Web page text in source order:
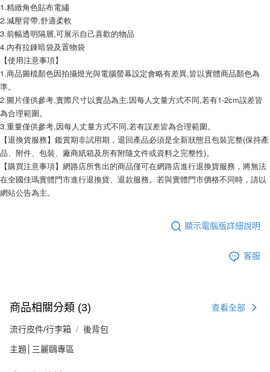
1.精緻角色貼布電繡
2.減壓背帶,舒適柔軟
3.前幅透明隔層,可展示自己喜歡的物品
4.內有拉錬暗袋及置物袋
【使用注意事項】
1.商品圖檔顏色因拍攝燈光與電腦螢幕設定會略有差異,皆以實體商品顏色為
準。
2.圖片僅供參考,實際尺寸以實品為主,因每人文量方式不同,若有1-2cm誤差皆
為合理範圍。
3.重量僅供參考,因每人丈量方式不同,若有誤差皆為合理範圍。
【退換貨服務】鑑賞期非試用期，退回產品必須是全新狀態且包裝完整(保持產
品、附件、包裝、廠商紙箱及所有附隨文件或資料之完整性)。
【購買注意事項】網路店所售出的商品僅可在網路店進行退換貨服務，將無法
在全國佳瑪實體門市進行退換貨、退款服務。若與實體門市價格不同時，請以
網站公告為主。
顯示電腦版詳細說明
客服
商品相關分類 (3) 查看全部
流行皮件/行李箱 後背包
主題│三麗鷗專區